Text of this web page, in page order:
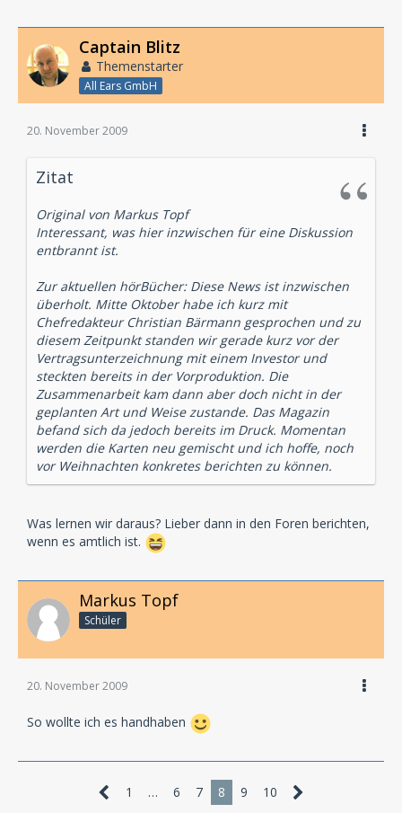
Captain Blitz
Themenstarter
All Ears GmbH
20. November 2009
Zitat
Original von Markus Topf
Interessant, was hier inzwischen für eine Diskussion
entbrannt ist.
Zur aktuellen hörBücher: Diese News ist inzwischen
überholt. Mitte Oktober habe ich kurz mit
Chefredakteur Christian Bärmann gesprochen und zu
diesem Zeitpunkt standen wir gerade kurz vor der
Vertragsunterzeichnung mit einem Investor und
steckten bereits in der Vorproduktion. Die
Zusammenarbeit kam dann aber doch nicht in der
geplanten Art und Weise zustande. Das Magazin
befand sich da jedoch bereits im Druck. Momentan
werden die Karten neu gemischt und ich hoffe, noch
vor Weihnachten konkretes berichten zu können.
Was lernen wir daraus? Lieber dann in den Foren berichten,
wenn es amtlich ist.
Markus Topf
Schüler
20. November 2009
So wollte ich es handhaben
1 … 6 7 8 9 10